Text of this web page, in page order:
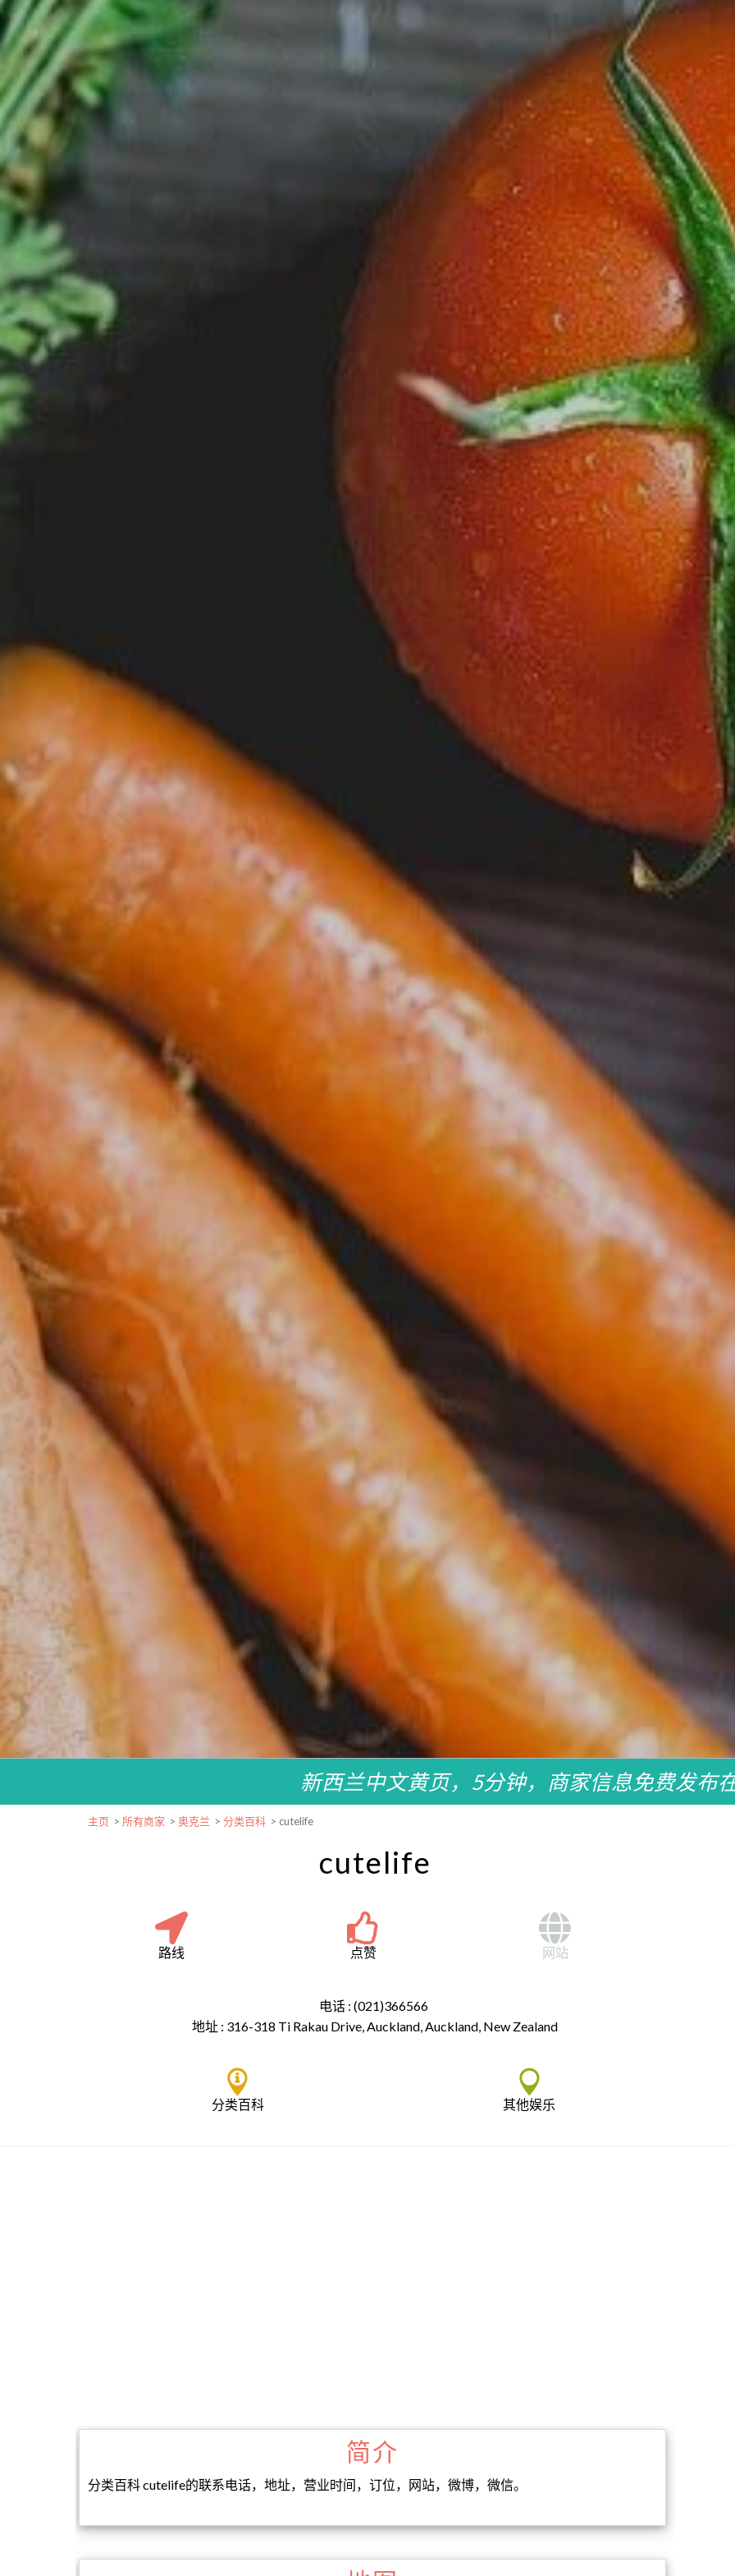
新西兰中文黄页，5分钟，商家信息免费发布
主页 > 所有商家 > 奥克兰 > 分类百科 > cutelife
cutelife
路线 点赞 网站
电话 : (021)366566
地址 : 316-318 Ti Rakau Drive, Auckland, Auckland, New Zealand
分类百科 其他娱乐
简介
分类百科 cutelife的联系电话，地址，营业时间，订位，网站，微博，微信。